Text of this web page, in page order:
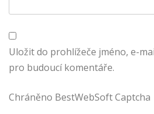
Uložit do prohlížeče jméno, e-
pro budoucí komentáře.
Chráněno BestWebSoft Captcha